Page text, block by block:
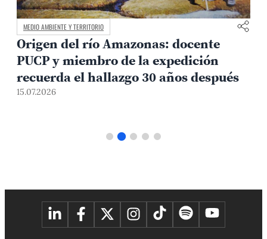
MEDIO AMBIENTE Y TERRITORIO
Origen del río Amazonas: docente
PUCP y miembro de la expedición
recuerda el hallazgo 30 años después
15.07.2026